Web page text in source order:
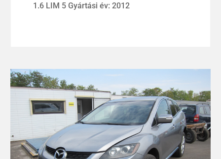
1.6 LIM 5 Gyártási év: 2012